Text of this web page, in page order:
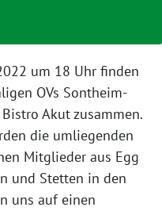
um 18 Uhr finden
OVs Sontheim-
Akut zusammen.
die umliegenden
Mitglieder aus Egg
und Stetten in den
uns auf einen